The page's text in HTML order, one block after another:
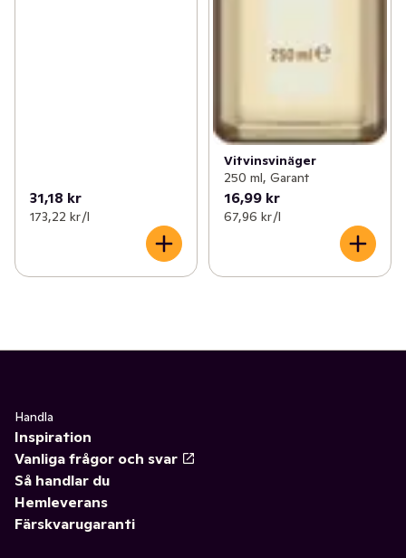
31,18 kr
173,22 kr /l
Vitvinsvinäger
250 ml, Garant
16,99 kr
67,96 kr /l
Handla
Inspiration
Vanliga frågor och svar
Så handlar du
Hemleverans
Färskvarugaranti